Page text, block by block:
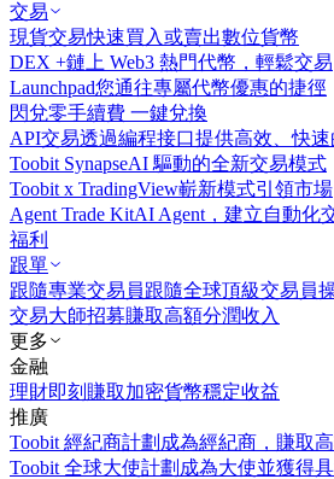
交易
現貨交易快速買入或賣出數位貨幣
DEX +鏈上 Web3 熱門代幣，輕鬆交易
Launchpad您通往專屬代幣優惠的捷徑
閃兌零手續費 一鍵兌換
API交易透過編程接口提供高效、快
Toobit SynapseAI 驅動的全新交易模式
Toobit x TradingView嶄新模式引領市場
Agent Trade KitAI Agent，建立自動化
福利
跟單
跟隨專業交易員跟隨全球頂級交易員
交易大師招募賺取高額分潤收入
更多
金融
理財即刻賺取加密貨幣穩定收益
推廣
Toobit 經紀商計劃 成為經紀商，賺取高
Toobit 全球大使計劃 成為大使並獲得